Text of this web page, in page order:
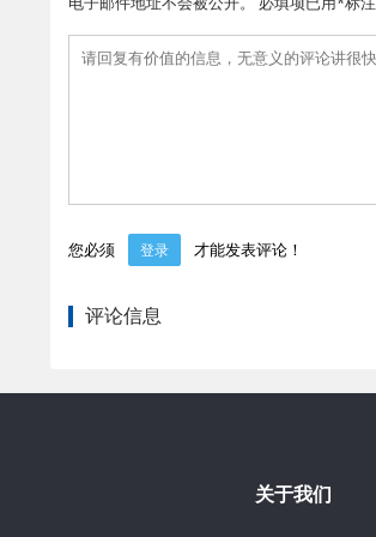
您必须 登录 才能发表评论！
评论信息
关于我们